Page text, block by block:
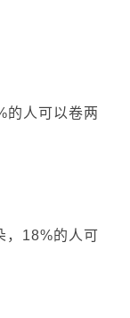
的人可以卷两
18%的人可